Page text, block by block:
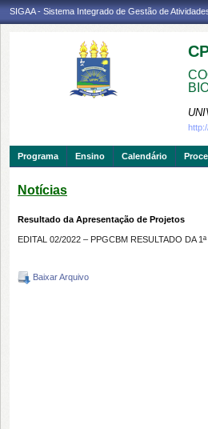
SIGAA - Sistema Integrado de Gestão de
Programa Ensino Calendário
Notícias
Resultado da Apresentação de Projetos
EDITAL 02/2022 – PPGCBM RESULTADO DA
Baixar Arquivo